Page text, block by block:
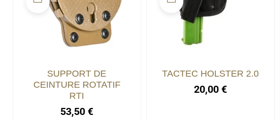
SUPPORT DE
CEINTURE ROTATIF
RTI
53,50€
TACTEC HOLSTER 2.0
20,00€